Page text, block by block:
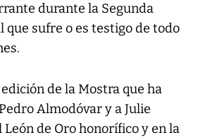
durante la Segunda
que sufre o es testigo de todo
de la Mostra que ha
Almodóvar y a Julie
de Oro honorífico y en la